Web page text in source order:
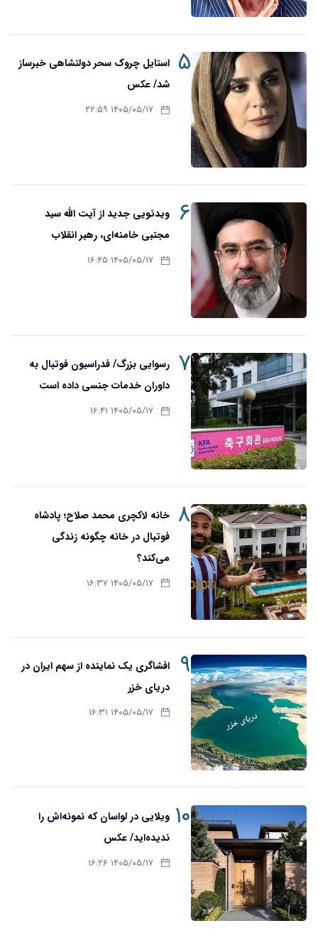
۵ استایل چروک سحر دولتشاهی خبرساز
شد/ عکس
۱۴۰۵/۰۵/۱۷ ۲۲:۵۹
۶
ویدئویی جدید از آیت الله سید
مجتبی خامنه‌ای، رهبر انقلاب
۱۴۰۵/۰۵/۱۷ ۱۶:۴۵
۷ رسوایی بزرگ/ فدراسیون فوتبال به
داوران خدمات جنسی داده است
۱۴۰۵/۰۵/۱۷ ۱۶:۴۱
۸ خانه لاکچری محمد صلاح؛ پادشاه
فوتبال در خانه چگونه زندگی
می‌کند؟
۱۴۰۵/۰۵/۱۷ ۱۶:۳۷
۹
افشاگری یک نماینده از سهم ایران در
دریای خزر
۱۴۰۵/۰۵/۱۷ ۱۶:۳۱
۱۰ ویلایی در لواسان که نمونه‌اش را
ندیده‌اید/ عکس
۱۴۰۵/۰۵/۱۷ ۱۶:۲۶